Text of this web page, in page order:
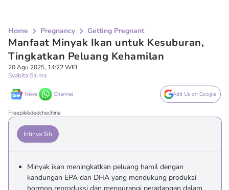
Home Pregnancy Getting Pregnant
Manfaat Minyak Ikan untuk Kesuburan,
Tingkatkan Peluang Kehamilan
20 Agu 2025, 14:22 WIB
Syabita Salma
News Channel Add Us on Google
Freepik/ededchechine
Intinya Sih
Minyak ikan meningkatkan peluang hamil dengan
kandungan EPA dan DHA yang mendukung produksi